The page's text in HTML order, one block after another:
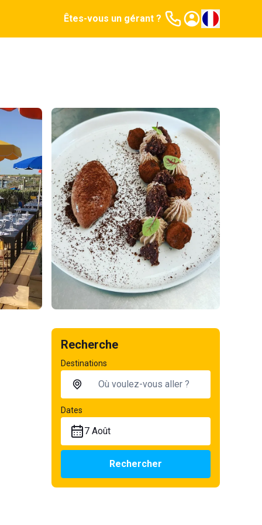
Êtes-vous un gérant ?
Recherche
Destinations
Dates
7 Août
Rechercher